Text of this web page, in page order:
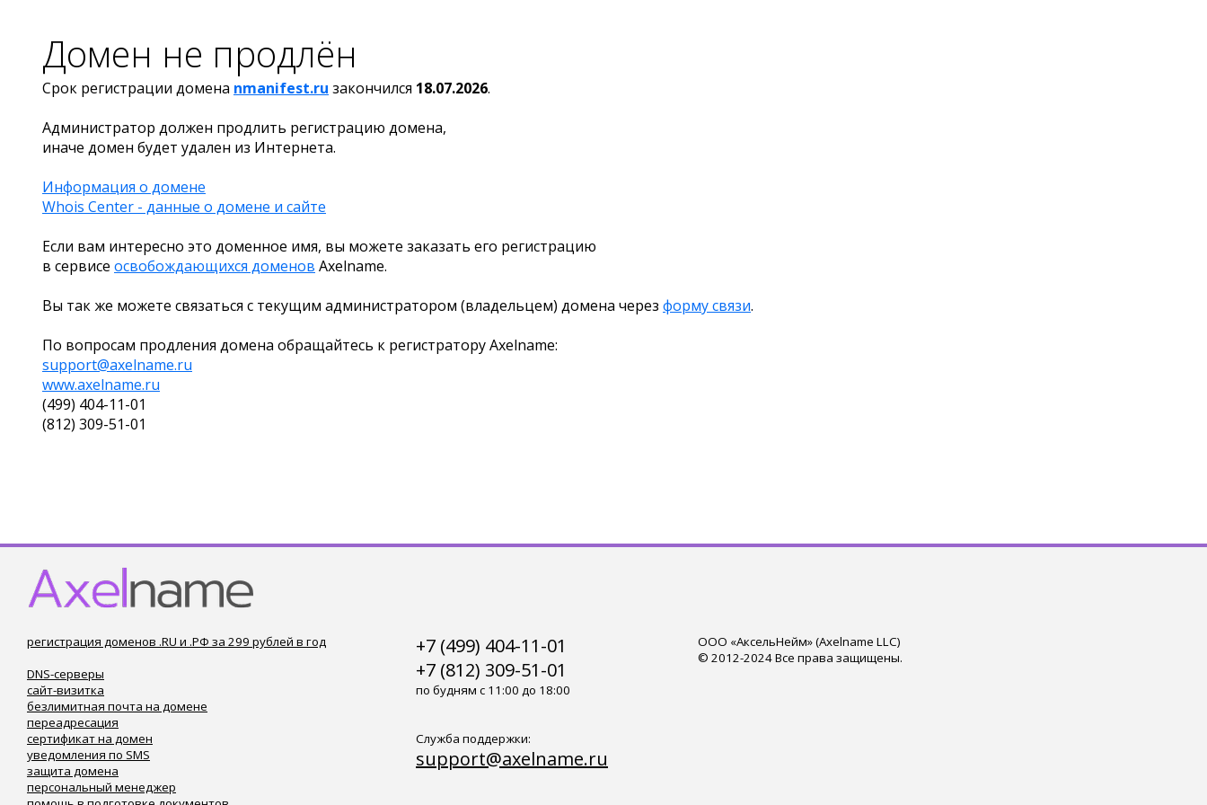
Домен не продлён
Срок регистрации домена nmanifest.ru закончился 18.07.2026.
Администратор должен продлить регистрацию домена,
иначе домен будет удален из Интернета.
Информация о домене
Whois Center - данные о домене и сайте
Если вам интересно это доменное имя, вы можете заказать его регистрацию
в сервисе освобождающихся доменов Axelname.
Вы так же можете связаться с текущим администратором (владельцем) домена через форму связи.
По вопросам продления домена обращайтесь к регистратору Axelname:
support@axelname.ru
www.axelname.ru
(499) 404-11-01
(812) 309-51-01
регистрация доменов .RU и .РФ за 299 рублей в год
DNS-серверы
сайт-визитка
безлимитная почта на домене
переадресация
сертификат на домен
уведомления по SMS
защита домена
персональный менеджер
+7 (499) 404-11-01
+7 (812) 309-51-01
по будням с 11:00 до 18:00
Служба поддержки:
support@axelname.ru
ООО «АксельНейм» (Axelname LLC)
© 2012-2024 Все права защищены.